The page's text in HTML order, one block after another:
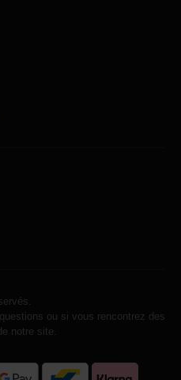
ou si vous rencontrez des
notre site.